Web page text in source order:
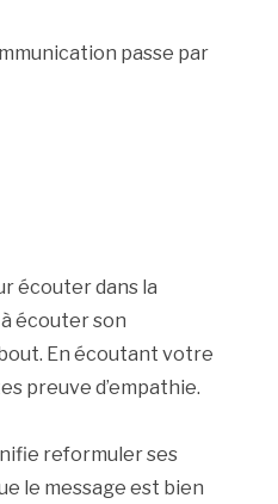
passe par
écouter dans la
écouter son
En écoutant votre
preuve d’empathie.
reformuler ses
le message est bien